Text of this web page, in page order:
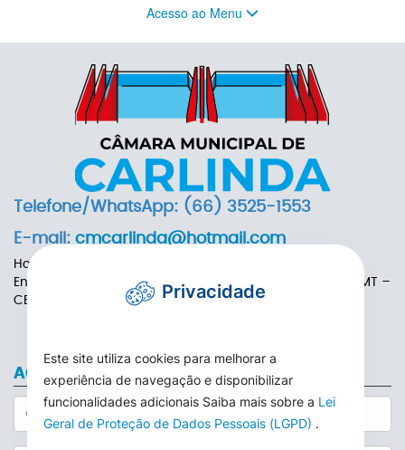
Acesso ao Menu
Telefone/WhatsApp: (66) 3525-1553
E-mail: cmcarlinda@hotmail.com
Horário de Funcionamento: das 7h às 13h
Endereço: Rua das Adálias, nº 646, Centro de Carlinda-MT –
CEP: 78587-000
ACESSO AO WEBMAIL
Privacidade
Este site utiliza cookies para melhorar a
experiência de navegação e disponibilizar
funcionalidades adicionais Saiba mais sobre a Lei
Geral de Proteção de Dados Pessoais (LGPD) .